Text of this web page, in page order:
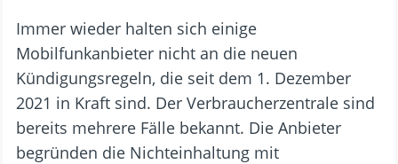
Immer wieder halten sich einige
Mobilfunkanbieter nicht an die neuen
Kündigungsregeln, die seit dem 1. Dezember
2021 in Kraft sind. Der Verbraucherzentrale sind
bereits mehrere Fälle bekannt. Die Anbieter
begründen die Nichteinhaltung mit